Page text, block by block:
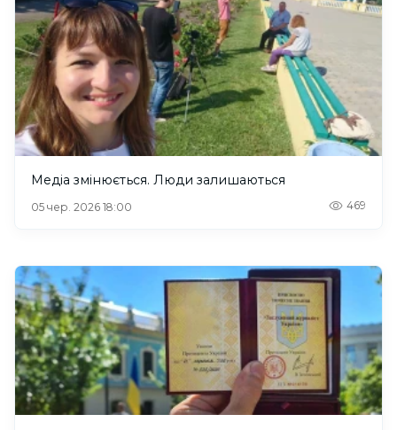
Медіа змінюється. Люди залишаються
05 чер. 2026 18:00 469